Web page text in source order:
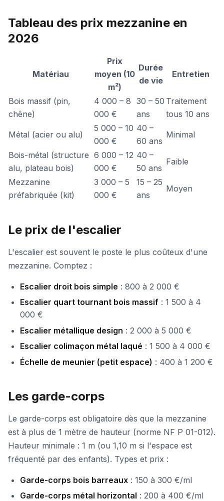
Tableau des prix mezzanine en
2026
Matériau
Prix
moyen (10
m²)
Durée
de vie
Entretien
Bois massif (pin,
chêne)
4 000 – 8
000 €
30 – 50
ans
Traitement
tous 10 ans
Métal (acier ou alu)
5 000 – 10
000 €
40 –
60 ans
Minimal
Bois-métal (structure
alu, plateau bois)
6 000 – 12
000 €
40 –
50 ans
Faible
Mezzanine
préfabriquée (kit)
3 000 – 5
000 €
15 – 25
ans
Moyen
Le prix de l'escalier
L'escalier est souvent le poste le plus coûteux d'une
mezzanine. Comptez :
Escalier droit bois simple : 800 à 2 000 €
Escalier quart tournant bois massif : 1 500 à 4
000 €
Escalier métallique design : 2 000 à 5 000 €
Escalier colimaçon métal laqué : 1 500 à 4 000 €
Échelle de meunier (petit espace) : 400 à 1 200 €
Les garde-corps
Le garde-corps est obligatoire dès que la mezzanine
est à plus de 1 mètre de hauteur (norme NF P 01-012).
Hauteur minimale : 1 m (ou 1,10 m si l'espace est
fréquenté par des enfants). Types et prix :
Garde-corps bois barreaux : 150 à 300 €/ml
Garde-corps métal horizontal : 200 à 400 €/ml